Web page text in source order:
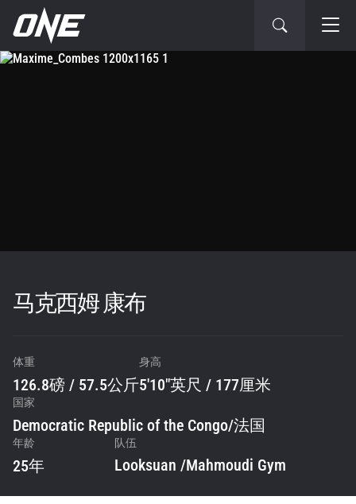
马克西姆 康布
体重
126.8磅 / 57.5公斤
身高
5'10"英尺 / 177厘米
国家
Democratic Republic of the Congo/法国
年龄
25年
队伍
Looksuan /Mahmoudi Gym